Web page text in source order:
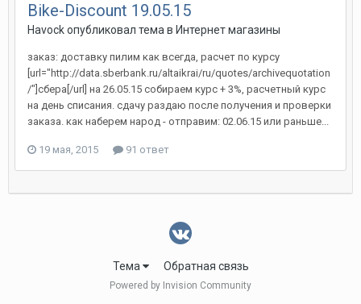
Bike-Discount 19.05.15
Havockопубликовал тема в Интернет магазины
заказ: доставку пилим как всегда, расчет по курсу
[url="http://data.sberbank.ru/altaikrai/ru/quotes/archivequotation
/"]сбера[/url] на 26.05.15 собираем курс + 3%, расчетный курс
на день списания. сдачу раздаю после получения и проверки
заказа. как наберем народ - отправим: 02.06.15 или раньше...
19 мая, 2015 91 ответ
Тема Обратная связь
Powered by Invision Community